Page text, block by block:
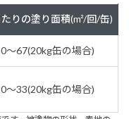
りの塗り面積(m²/回/缶)
～67(20kg缶の場合)
～33(20kg缶の場合)